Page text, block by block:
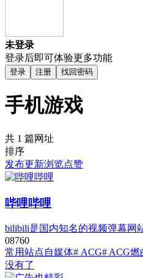
未登录
登录后即可体验更多功能
登录 注册 找回密码
手机游戏
共 1 篇网址
排序
发布更新浏览点赞
哔哩哔哩
bilibili是国内知名的视频弹幕网
08760
常用站点自媒体# ACG# ACG燃
没有了